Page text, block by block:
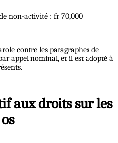
non-activité : fr. 70,000
contre les paragraphes de
appel nominal, et il est adopté à
aux droits sur les
os